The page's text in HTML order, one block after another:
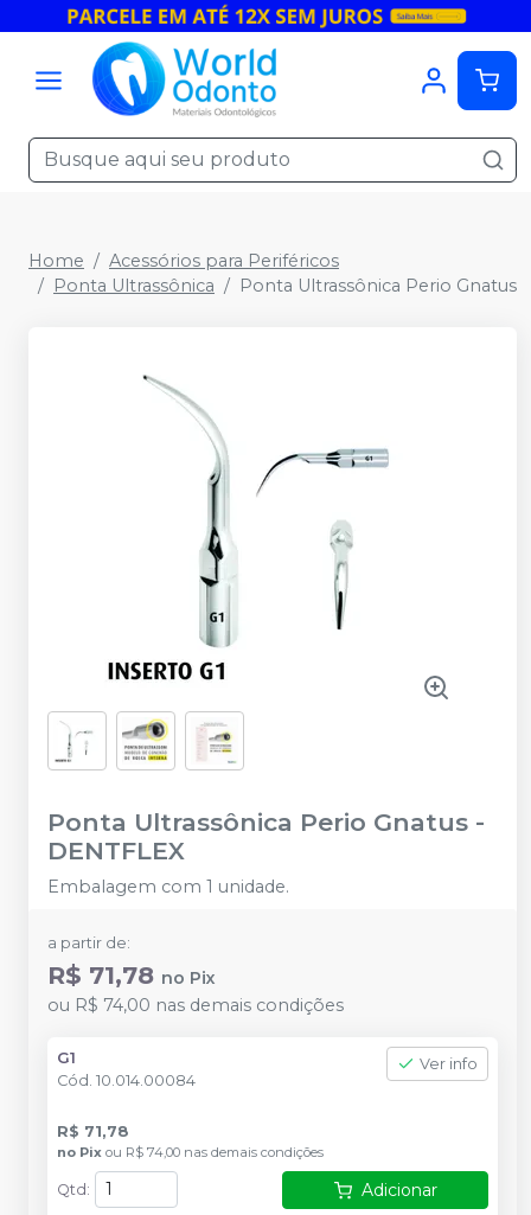
Home
Acessórios para Periféricos
Ponta Ultrassônica
Ponta Ultrassônica Perio Gnatus
Ponta Ultrassônica Perio Gnatus -
DENTFLEX
Embalagem com 1 unidade.
a partir de:
R$ 71,78 no Pix
ou R$ 74,00 nas demais condições
G1
Cód. 10.014.00084
Ver info
R$ 71,78
no Pix ou R$ 74,00 nas demais condições
Qtd : Adicionar